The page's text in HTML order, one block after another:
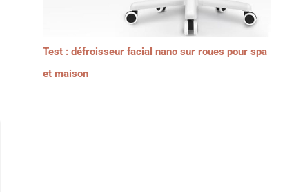
Test : défroisseur facial nano sur roues pour spa
et maison